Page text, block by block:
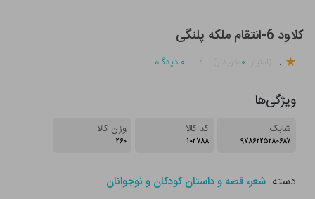
کلاود 6-انتقام ملکه پلنگی
. ۰ ۰ دیدگاه
ویژگی‌ها
شابک
۹۷۸۶۲۲۵۲۸۰۶۸۷
کد کالا
۱۰۲۷۸۸
وزن کالا
۲۶۰
دسته:شعر، قصه و داستان کودکان و نوجوانان